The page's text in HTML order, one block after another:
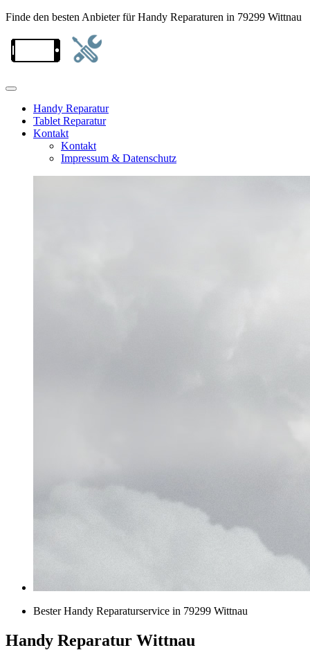
Finde den besten Anbieter für Handy Reparaturen in 79299 Wittnau
Handy Reparatur
Tablet Reparatur
Kontakt
Kontakt
Impressum & Datenschutz
Bester Handy Reparaturservice in 79299 Wittnau
Handy Reparatur Wittnau